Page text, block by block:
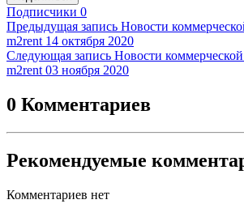
Подписчики 0
Предыдущая запись Новости
m2rent 14 октября 2020
Следующая запись Новости
m2rent 03 ноября 2020
0 Комментариев
Рекомендуемые
Комментариев нет